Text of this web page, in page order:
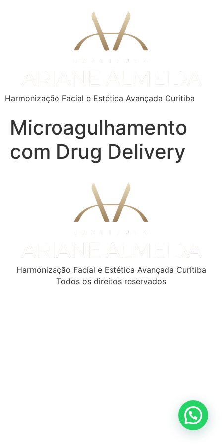
Harmonização Facial e Estética Avançada Curitiba
Microagulhamento
com Drug Delivery
Harmonização Facial e Estética Avançada Curitiba
Todos os direitos reservados